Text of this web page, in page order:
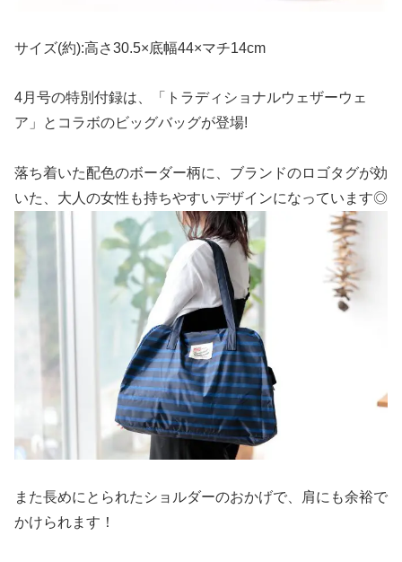
サイズ(約):高さ30.5×底幅44×マチ14cm
4月号の特別付録は、「トラディショナルウェザーウェ
ア」とコラボのビッグバッグが登場!
落ち着いた配色のボーダー柄に、ブランドのロゴタグが効
いた、大人の女性も持ちやすいデザインになっています◎
また長めにとられたショルダーのおかげで、肩にも余裕で
かけられます！